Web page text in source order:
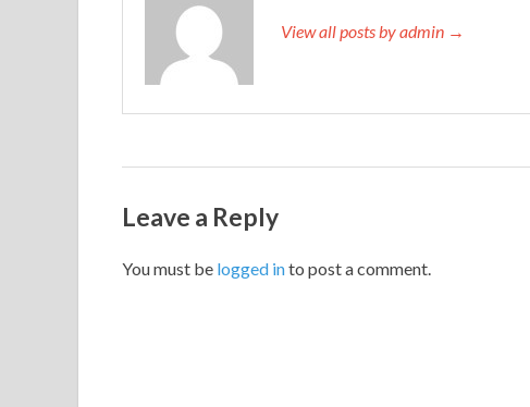
View all posts by admin →
Leave a Reply
You must be logged into post a comment.